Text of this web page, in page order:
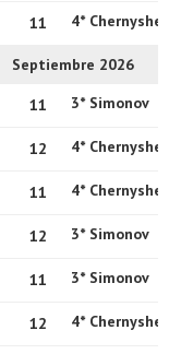
11 4*
Septiembre 2026
11 3* Simonov
12 4*
11 4*
12 3* Simonov
11 3* Simonov
12 4*